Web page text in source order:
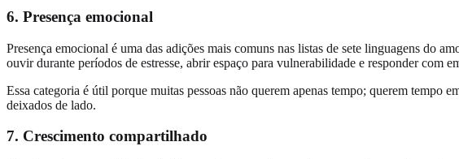
6. Presença emocional
Presença emocional é uma das adições mais comuns nas listas de sete linguagens do
ouvir durante períodos de estresse, abrir espaço para vulnerabilidade e responder com
Essa categoria é útil porque muitas pessoas não querem apenas tempo; querem
deixados de lado.
7. Crescimento compartilhado